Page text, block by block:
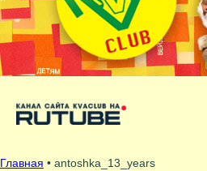
Главная • antoshka_13_years